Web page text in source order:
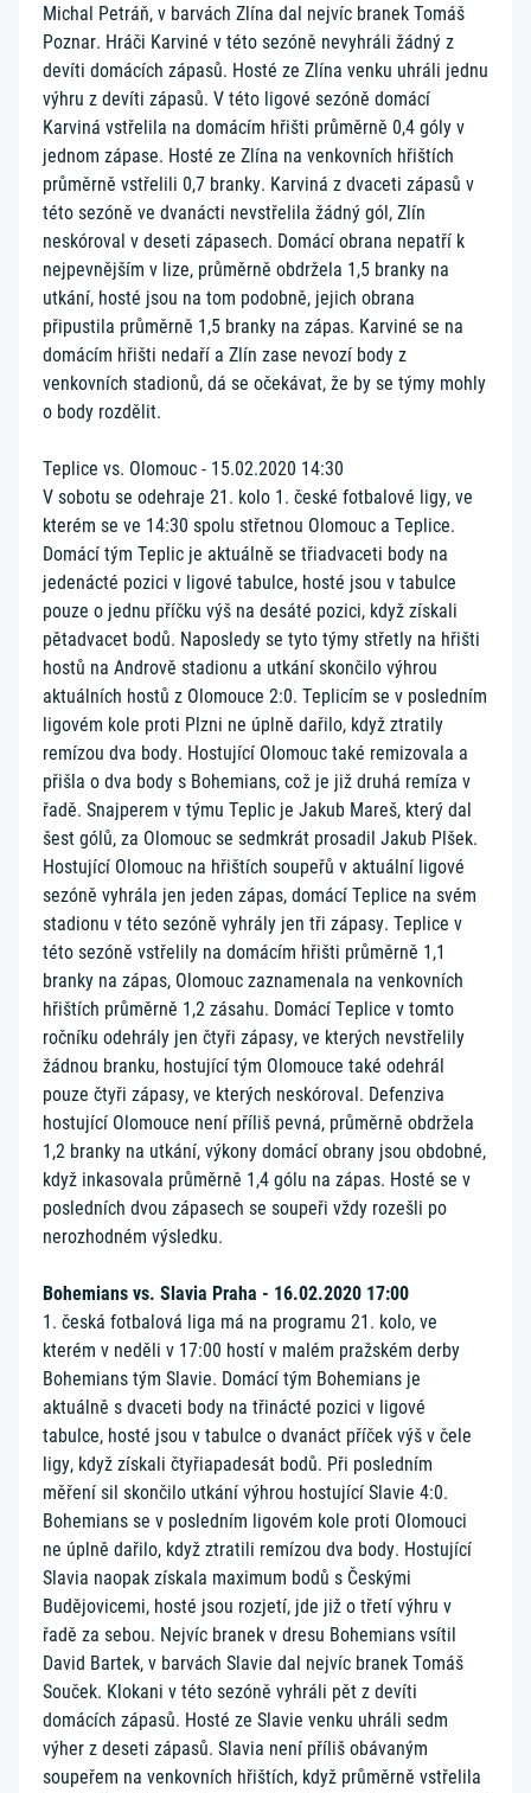
Michal Petráň, v barvách Zlína dal nejvíc branek Tomáš
Poznar. Hráči Karviné v této sezóně nevyhráli žádný z
devíti domácích zápasů. Hosté ze Zlína venku uhráli jednu
výhru z devíti zápasů. V této ligové sezóně domácí
Karviná vstřelila na domácím hřišti průměrně 0,4 góly v
jednom zápase. Hosté ze Zlína na venkovních hřištích
průměrně vstřelili 0,7 branky. Karviná z dvaceti zápasů v
této sezóně ve dvanácti nevstřelila žádný gól, Zlín
neskóroval v deseti zápasech. Domácí obrana nepatří k
nejpevnějším v lize, průměrně obdržela 1,5 branky na
utkání, hosté jsou na tom podobně, jejich obrana
připustila průměrně 1,5 branky na zápas. Karviné se na
domácím hřišti nedaří a Zlín zase nevozí body z
venkovních stadionů, dá se očekávat, že by se týmy mohly
o body rozdělit.
Teplice vs. Olomouc - 15.02.2020 14:30
V sobotu se odehraje 21. kolo 1. české fotbalové ligy, ve
kterém se ve 14:30 spolu střetnou Olomouc a Teplice.
Domácí tým Teplic je aktuálně se třiadvaceti body na
jedenácté pozici v ligové tabulce, hosté jsou v tabulce
pouze o jednu příčku výš na desáté pozici, když získali
pětadvacet bodů. Naposledy se tyto týmy střetly na hřišti
hostů na Andrově stadionu a utkání skončilo výhrou
aktuálních hostů z Olomouce 2:0. Teplicím se v posledním
ligovém kole proti Plzni ne úplně dařilo, když ztratily
remízou dva body. Hostující Olomouc také remizovala a
přišla o dva body s Bohemians, což je již druhá remíza v
řadě. Snajperem v týmu Teplic je Jakub Mareš, který dal
šest gólů, za Olomouc se sedmkrát prosadil Jakub Plšek.
Hostující Olomouc na hřištích soupeřů v aktuální ligové
sezóně vyhrála jen jeden zápas, domácí Teplice na svém
stadionu v této sezóně vyhrály jen tři zápasy. Teplice v
této sezóně vstřelily na domácím hřišti průměrně 1,1
branky na zápas, Olomouc zaznamenala na venkovních
hřištích průměrně 1,2 zásahu. Domácí Teplice v tomto
ročníku odehrály jen čtyři zápasy, ve kterých nevstřelily
žádnou branku, hostující tým Olomouce také odehrál
pouze čtyři zápasy, ve kterých neskóroval. Defenziva
hostující Olomouce není příliš pevná, průměrně obdržela
1,2 branky na utkání, výkony domácí obrany jsou obdobné,
když inkasovala průměrně 1,4 gólu na zápas. Hosté se v
posledních dvou zápasech se soupeři vždy rozešli po
nerozhodném výsledku.
Bohemians vs. Slavia Praha - 16.02.2020 17:00
1. česká fotbalová liga má na programu 21. kolo, ve
kterém v neděli v 17:00 hostí v malém pražském derby
Bohemians tým Slavie. Domácí tým Bohemians je
aktuálně s dvaceti body na třinácté pozici v ligové
tabulce, hosté jsou v tabulce o dvanáct příček výš v čele
ligy, když získali čtyřiapadesát bodů. Při posledním
měření sil skončilo utkání výhrou hostující Slavie 4:0.
Bohemians se v posledním ligovém kole proti Olomouci
ne úplně dařilo, když ztratili remízou dva body. Hostující
Slavia naopak získala maximum bodů s Českými
Budějovicemi, hosté jsou rozjetí, jde již o třetí výhru v
řadě za sebou. Nejvíc branek v dresu Bohemians vsítil
David Bartek, v barvách Slavie dal nejvíc branek Tomáš
Souček. Klokani v této sezóně vyhráli pět z devíti
domácích zápasů. Hosté ze Slavie venku uhráli sedm
výher z deseti zápasů. Slavia není příliš obávaným
soupeřem na venkovních hřištích, když průměrně vstřelila